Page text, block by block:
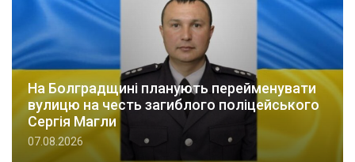
На Болградщині планують перейменувати
вулицю на честь загиблого поліцейського
Сергія Магли
07.08.2026